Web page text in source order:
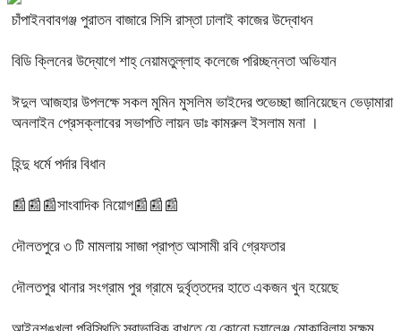
চাঁপাইনবাবগঞ্জ পুরাতন বাজারে সিসি রাস্তা ঢালাই কাজের উদ্বোধন
বিডি ক্লিনের উদ্যোগে শাহ্ নেয়ামতুল্লাহ কলেজে পরিচ্ছন্নতা অভিযান
ঈদুল আজহার উপলক্ষে সকল মুমিন মুসলিম ভাইদের শুভেচ্ছা জানিয়েছেন ভেড়ামারা
অনলাইন প্রেসক্লাবের সভাপতি লায়ন ডাঃ কামরুল ইসলাম মনা ।
হিন্দু ধর্মে পর্দার বিধান
📰📰📰সাংবাদিক নিয়োগ📰📰📰
দৌলতপুরে ৩ টি মামলায় সাজা প্রাপ্ত আসামী রবি গ্রেফতার
দৌলতপুর থানার সংগ্রাম পুর গ্রামে দুর্বৃত্তদের হাতে একজন খুন হয়েছে